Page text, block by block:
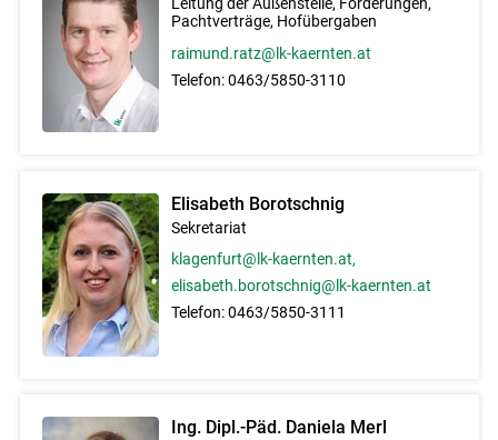
Skip to main content
Pachtverträge, Hofübergaben
raimund.ratz@lk-kaernten.at
Telefon:0463/5850-3110
Elisabeth Borotschnig
Sekretariat
klagenfurt@lk-kaernten.at,
elisabeth.borotschnig@lk-kaernten.at
Telefon:0463/5850-3111
Ing. Dipl.-Päd. Daniela Merl